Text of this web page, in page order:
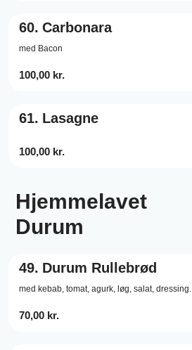
60. Carbonara
med Bacon
100,00 kr.
61. Lasagne
100,00 kr.
Hjemmelavet
Durum
49. Durum Rullebrød
med kebab, tomat, agurk, løg, salat, dressing.
70,00 kr.